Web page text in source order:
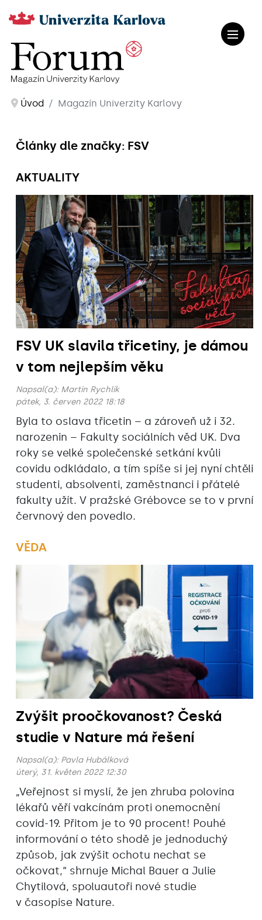
Úvod Magazín Univerzity Karlovy
Články dle značky: FSV
AKTUALITY
FSV UK slavila třicetiny, je dámou
v tom nejlepším věku
Napsal(a): Martin Rychlík
pátek, 3. červen 2022 18:18
Byla to oslava třicetin – a zároveň už i 32.
narozenin – Fakulty sociálních věd UK. Dva
roky se velké společenské setkání kvůli
covidu odkládalo, a tím spíše si jej nyní chtěli
studenti, absolventi, zaměstnanci i přátelé
fakulty užít. V pražské Grébovce se to v první
červnový den povedlo.
VĚDA
Zvýšit proočkovanost? Česká
studie v Nature má řešení
Napsal(a): Pavla Hubálková
úterý, 31. květen 2022 12:30
„Veřejnost si myslí, že jen zhruba polovina
lékařů věří vakcínám proti onemocnění
covid-19. Přitom je to 90 procent! Pouhé
informování o této shodě je jednoduchý
způsob, jak zvýšit ochotu nechat se
očkovat,“ shrnuje Michal Bauer a Julie
Chytilová, spoluautoři nové studie
v časopise Nature.